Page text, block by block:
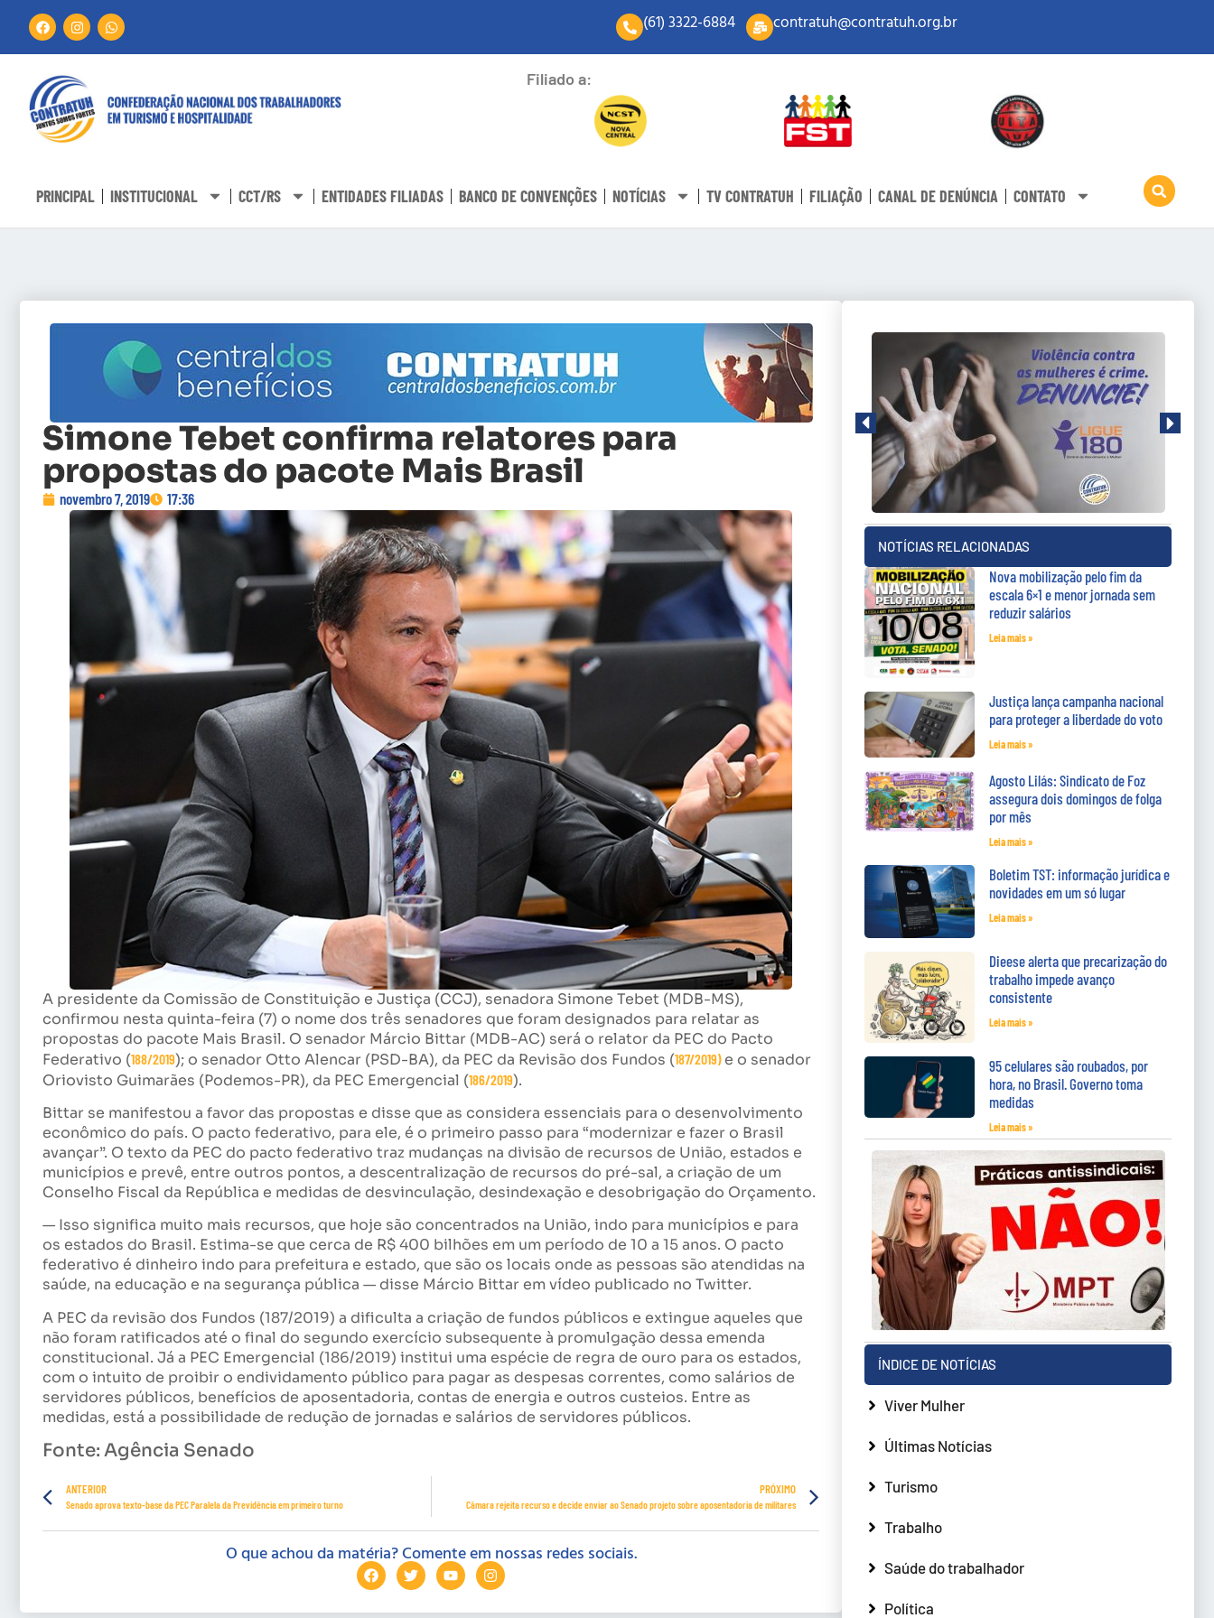
(61) 3322-6884 contratuh@contratuh.org.br
Filiado a:
PRINCIPAL INSTITUCIONAL CCT/RS ENTIDADES FILIADAS BANCO DE CONVENÇÕES NOTÍCIAS TV CONTRATUH FILIAÇÃO CANAL DE DENÚNCIA CONTATO
Simone Tebet confirma relatores para
propostas do pacote Mais Brasil
novembro 7, 2019 17:36
A presidente da Comissão de Constituição e Justiça (CCJ), senadora Simone Tebet (MDB-MS),
confirmou nesta quinta-feira (7) o nome dos três senadores que foram designados para relatar as
propostas do pacote Mais Brasil. O senador Márcio Bittar (MDB-AC) será o relator da PEC do Pacto
Federativo (188/2019); o senador Otto Alencar (PSD-BA), da PEC da Revisão dos Fundos (187/2019)e o senador
Oriovisto Guimarães (Podemos-PR), da PEC Emergencial (186/2019).
Bittar se manifestou a favor das propostas e disse que as considera essenciais para o desenvolvimento
econômico do país. O pacto federativo, para ele, é o primeiro passo para “modernizar e fazer o Brasil
avançar”. O texto da PEC do pacto federativo traz mudanças na divisão de recursos de União, estados e
municípios e prevê, entre outros pontos, a descentralização de recursos do pré-sal, a criação de um
Conselho Fiscal da República e medidas de desvinculação, desindexação e desobrigação do Orçamento.
— Isso significa muito mais recursos, que hoje são concentrados na União, indo para municípios e para
os estados do Brasil. Estima-se que cerca de R$ 400 bilhões em um período de 10 a 15 anos. O pacto
federativo é dinheiro indo para prefeitura e estado, que são os locais onde as pessoas são atendidas na
saúde, na educação e na segurança pública — disse Márcio Bittar em vídeo publicado no Twitter.
A PEC da revisão dos Fundos (187/2019) a dificulta a criação de fundos públicos e extingue aqueles que
não foram ratificados até o final do segundo exercício subsequente à promulgação dessa emenda
constitucional. Já a PEC Emergencial (186/2019) institui uma espécie de regra de ouro para os estados,
com o intuito de proibir o endividamento público para pagar as despesas correntes, como salários de
servidores públicos, benefícios de aposentadoria, contas de energia e outros custeios. Entre as
medidas, está a possibilidade de redução de jornadas e salários de servidores públicos.
Fonte: Agência Senado
ANTERIOR
Senado aprova texto-base da PEC Paralela da Previdência em primeiro turno
PRÓXIMO
Câmara rejeita recurso e decide enviar ao Senado projeto sobre aposentadoria de militares
O que achou da matéria? Comente em nossas redes sociais.
NOTÍCIAS RELACIONADAS
Nova mobilização pelo fim da
escala 6×1 e menor jornada sem
reduzir salários
Leia mais »
Justiça lança campanha nacional
para proteger a liberdade do voto
Leia mais »
Agosto Lilás: Sindicato de Foz
assegura dois domingos de folga
por mês
Leia mais »
Boletim TST: informação jurídica e
novidades em um só lugar
Leia mais »
Dieese alerta que precarização do
trabalho impede avanço
consistente
Leia mais »
95 celulares são roubados, por
hora, no Brasil. Governo toma
medidas
Leia mais »
ÍNDICE DE NOTÍCIAS
Viver Mulher
Últimas Notícias
Turismo
Trabalho
Saúde do trabalhador
Política